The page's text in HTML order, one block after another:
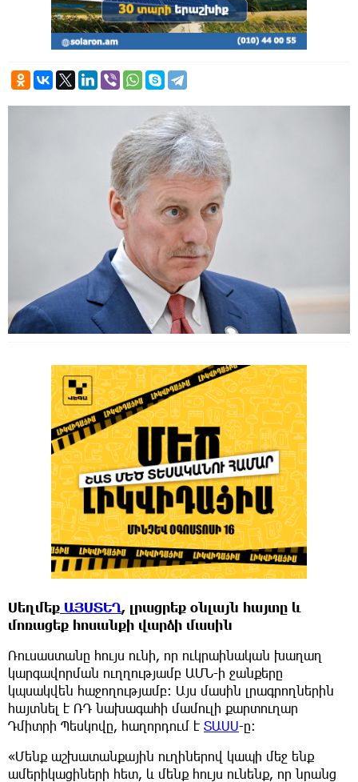
Սեղմեք ԱՅՍՏԵՂ, լրացրեք օնլայն հայտը և
մոռացեք հոսանքի վարձի մասին
Ռուսաստանը հույս ունի, որ ուկրաինական խաղաղ
կարգավորման ուղղությամբ ԱՄՆ-ի ջանքերը
կպսակվեն հաջողությամբ։ Այս մասին լրագրողներին
հայտնել է ՌԴ նախագահի մամուլի քարտուղար
Դմիտրի Պեսկովը, հաղորդում է ՏԱՍՍ-ը:
«Մենք աշխատանքային ուղիներով կապի մեջ ենք
ամերիկացիների հետ, և մենք հույս ունենք, որ նրանց